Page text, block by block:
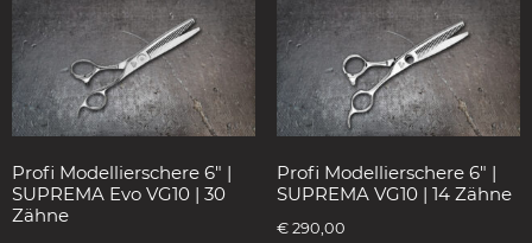
Profi Modellierschere 6″ |
SUPREMA Evo VG10 | 30
Zähne
Profi Modellierschere 6″ |
SUPREMA VG10 | 14 Zähne
€290,00